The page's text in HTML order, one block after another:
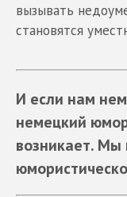
вызывать
становятся
И если нам
немецкий
возникает. Мы